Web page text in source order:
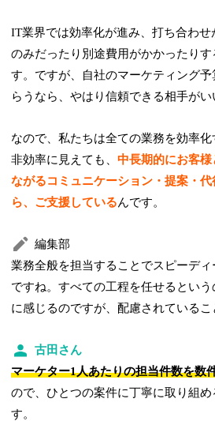
IT業界では効率化が進み、打ち合わせ
のみだったり別途費用がかかったりす
す。ですが、自社のマーケティング
らうなら、やはり信頼できる相手がい
なので、私たちは全ての業務を効率
非効率に見えても、中長期的にお客
ながるコミュニケーション・提案・
ら、ご支援しているんです。
編集部
業務全般を担当することでスピーディ
ですね。すべての工程を任せるという
に感じるのですが、配慮されているこ
古田さん
マーケター1人あたりの担当件数を数
ので、ひとつの案件に丁寧に取り組め
す。